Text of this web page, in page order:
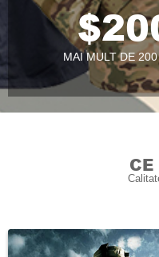
$
MAI MULT DE
CE